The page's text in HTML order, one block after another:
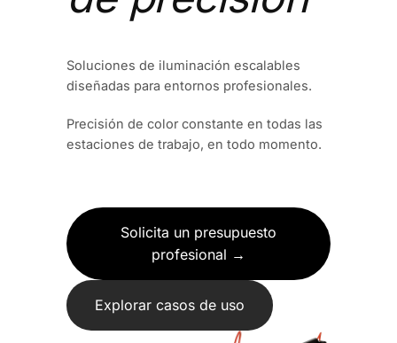
Soluciones de iluminación escalables
diseñadas para entornos profesionales.
Precisión de color constante en todas las
estaciones de trabajo, en todo momento.
Solicita un presupuesto
profesional →
Explorar casos de uso